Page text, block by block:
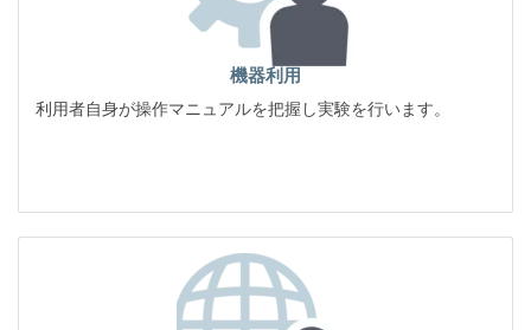
機器利用
利用者自身が操作マニュアルを把握し実験を行います。